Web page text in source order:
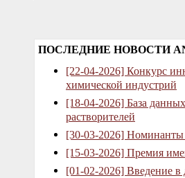
ПОСЛЕДНИЕ НОВОСТИ
[22-04-2026] Конкурс
химической индустрий
[18-04-2026] База
растворителей
[30-03-2026]
[15-03-2026] Премия
[01-02-2026] Введение